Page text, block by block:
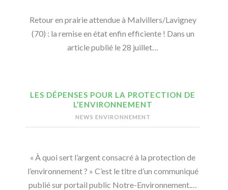
Retour en prairie attendue à Malvillers/Lavigney
(70) : la remise en état enfin efficiente ! Dans un
article publié le 28 juillet…
LES DÉPENSES POUR LA PROTECTION DE
L’ENVIRONNEMENT
NEWS ENVIRONNEMENT
« À quoi sert l’argent consacré à la protection de
l’environnement ? » C’est le titre d’un communiqué
publié sur portail public Notre-Environnement.…